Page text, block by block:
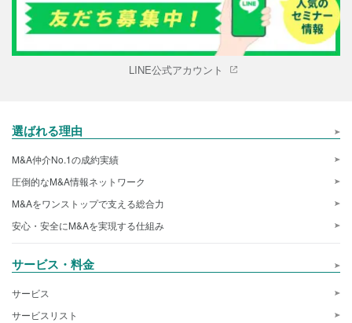
LINE公式アカウント
選ばれる理由
M&A仲介No.1の成約実績
圧倒的なM&A情報ネットワーク
M&Aをワンストップで支える総合力
安心・安全にM&Aを実現する仕組み
サービス・料金
サービス
サービスリスト